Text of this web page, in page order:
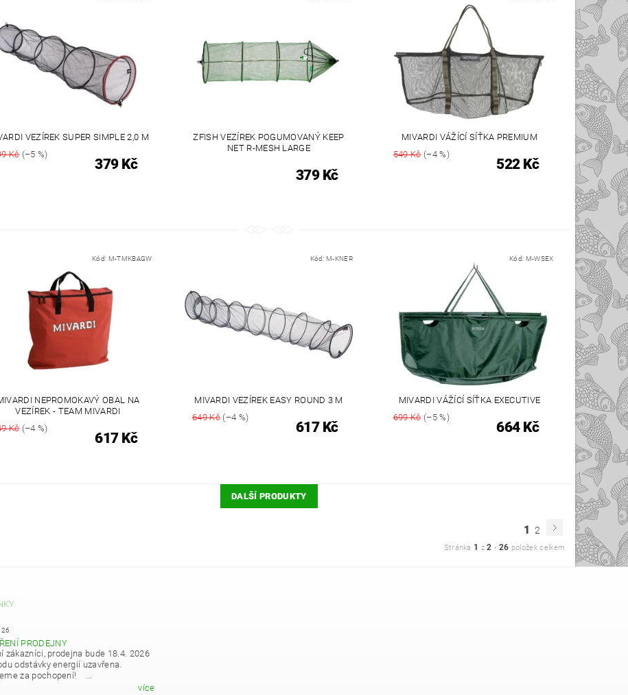
VEZÍREK SUPER SIMPLE 2,0 M
Kč(–5 %)
379 Kč
ZFISH VEZÍREK POGUMOVANÝ KEEP
NET R-MESH LARGE
379 Kč
MIVARDI VÁŽÍCÍ SÍŤKA PREMIUM
549 Kč(–4 %)
522 Kč
Kód: M-TMKBAGW
NEPROMOKAVÝ OBAL NA
VEZÍREK - TEAM MIVARDI
Kč(–4 %)
617 Kč
Kód: M-KNER
MIVARDI VEZÍREK EASY ROUND 3 M
649 Kč (–4 %)
617 Kč
Kód: M-WSEX
MIVARDI VÁŽÍCÍ SÍŤKA EXECUTIVE
699 Kč(–5 %)
664 Kč
DALŠÍ PRODUKTY
1 2
Stránka 1 z2 - 26 položek celkem
PRODEJNY
zákazníci, prodejna bude 18.4. 2026
odstávky energií uzavřena.
za pochopení! ...
více